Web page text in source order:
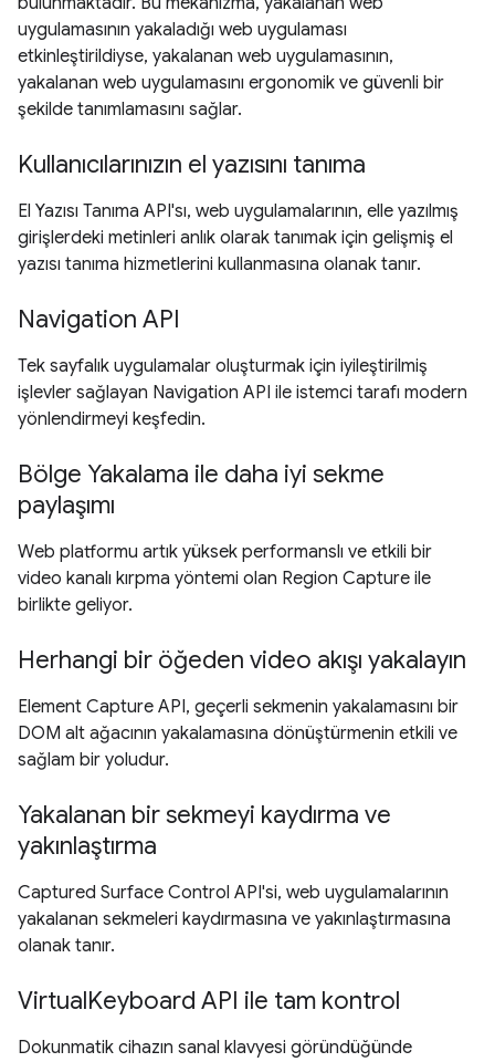
uygulamasının yakaladığı web uygulaması
etkinleştirildiyse, yakalanan web uygulamasının,
yakalanan web uygulamasını ergonomik ve güvenli bir
şekilde tanımlamasını sağlar.
Kullanıcılarınızın el yazısını tanıma
El Yazısı Tanıma API'sı, web uygulamalarının, elle yazılmış
girişlerdeki metinleri anlık olarak tanımak için gelişmiş el
yazısı tanıma hizmetlerini kullanmasına olanak tanır.
Navigation API
Tek sayfalık uygulamalar oluşturmak için iyileştirilmiş
işlevler sağlayan Navigation API ile istemci tarafı modern
yönlendirmeyi keşfedin.
Bölge Yakalama ile daha iyi sekme
paylaşımı
Web platformu artık yüksek performanslı ve etkili bir
video kanalı kırpma yöntemi olan Region Capture ile
birlikte geliyor.
Herhangi bir öğeden video akışı yakalayın
Element Capture API, geçerli sekmenin yakalamasını bir
DOM alt ağacının yakalamasına dönüştürmenin etkili ve
sağlam bir yoludur.
Yakalanan bir sekmeyi kaydırma ve
yakınlaştırma
Captured Surface Control API'si, web uygulamalarının
yakalanan sekmeleri kaydırmasına ve yakınlaştırmasına
olanak tanır.
VirtualKeyboard API ile tam kontrol
Dokunmatik cihazın sanal klavyesi göründüğünde